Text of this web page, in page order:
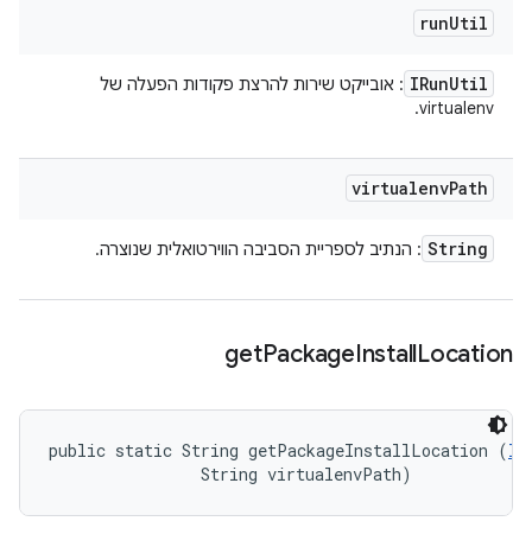
runUtil
IRunUtil
: אובייקט שירות להרצת פקודות הפעלה של
virtualenv.
virtualenvPath
String : הנתיב לספריית הסביבה הווירטואלית שנוצרה.
getPackageInstallLocation
public static String getPackageInstallLocation (
                String virtualenvPath)